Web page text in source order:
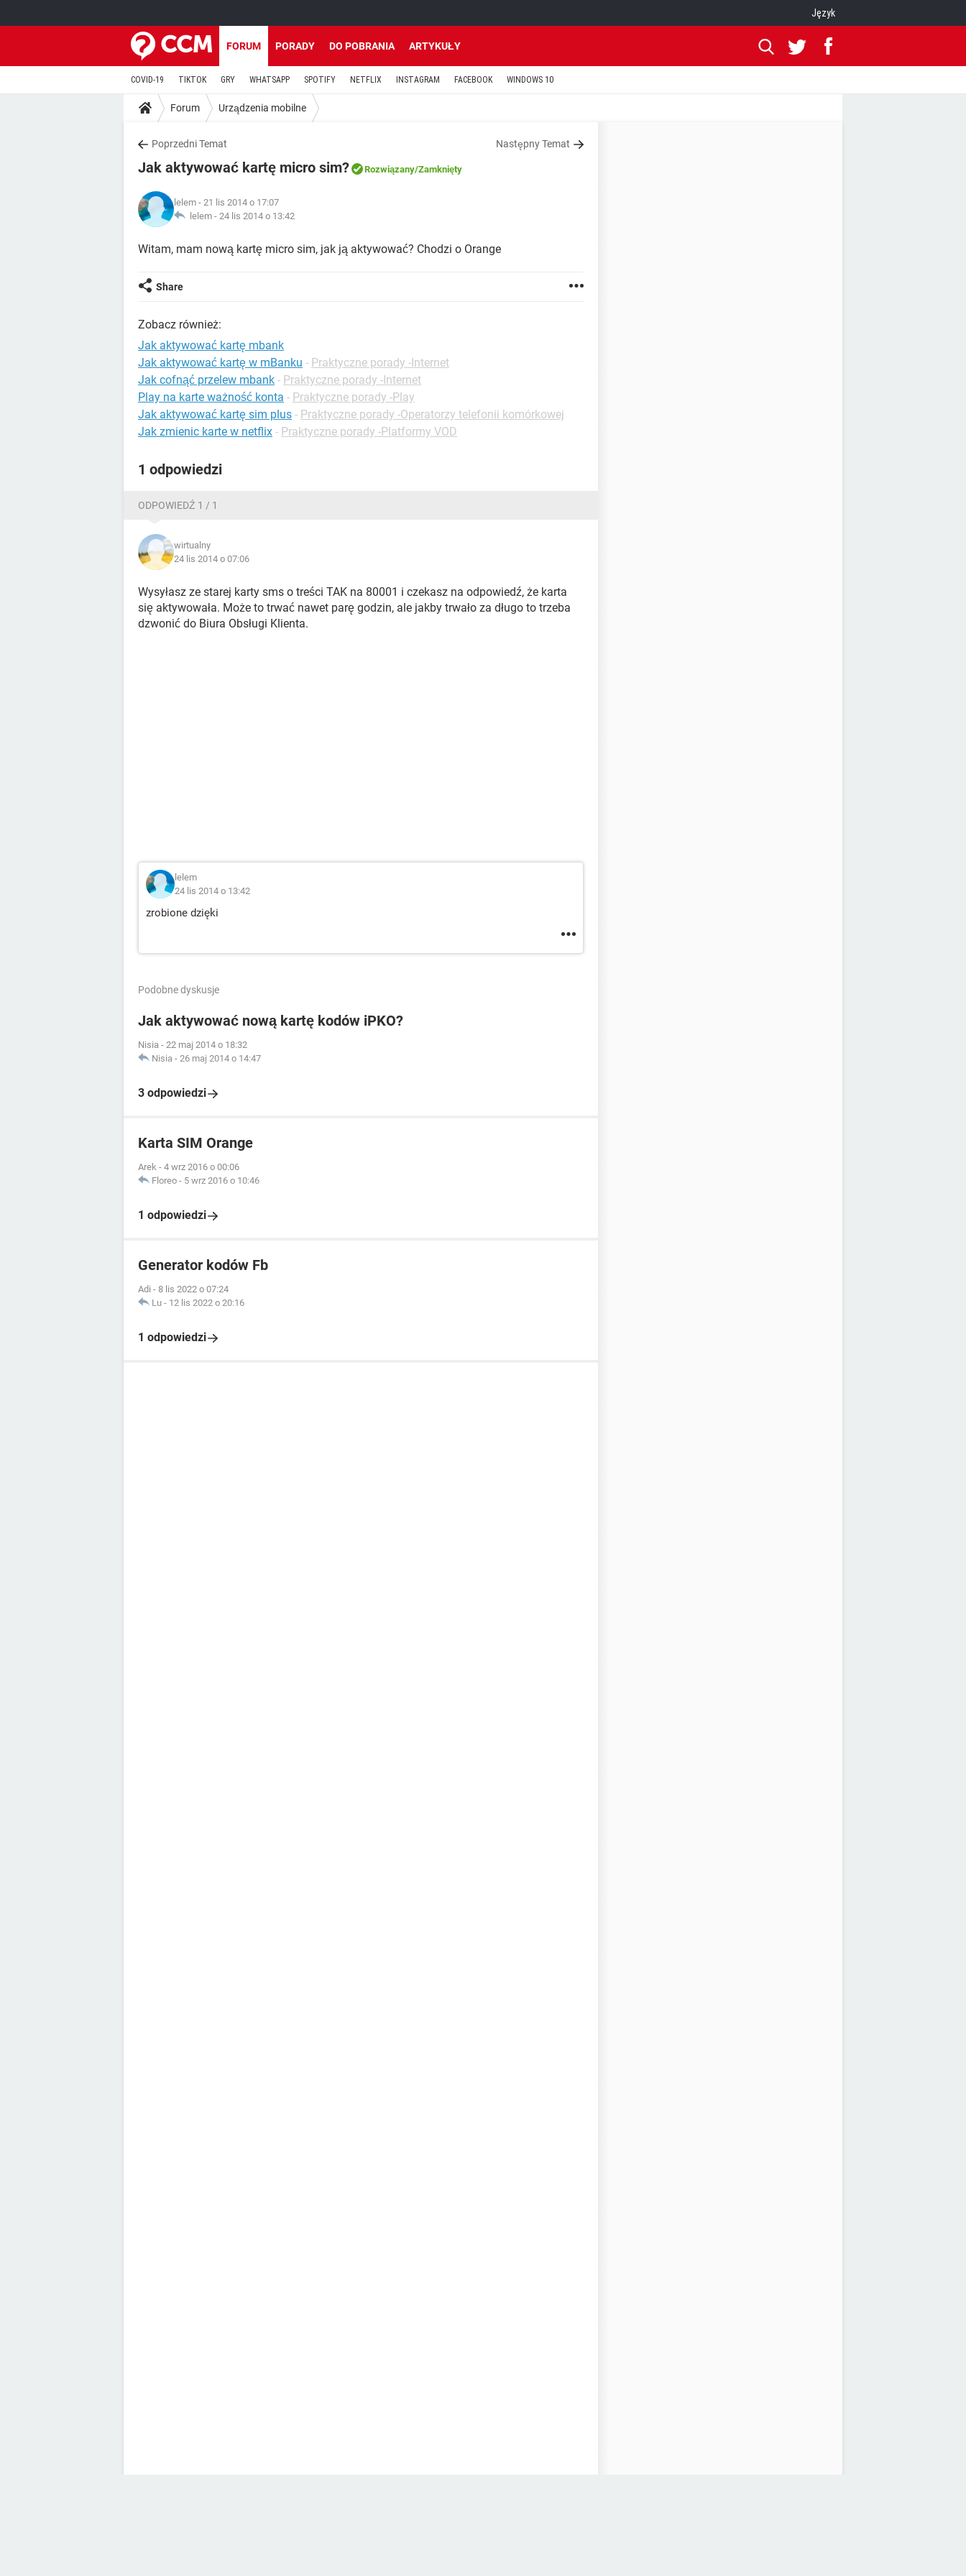
Język
FORUM PORADY DO POBRANIA ARTYKUŁY
COVID-19 TIKTOK GRY WHATSAPP SPOTIFY NETFLIX INSTAGRAM FACEBOOK WINDOWS 10
Forum Urządzenia mobilne
Poprzedni Temat Następny Temat
Jak aktywować kartę micro sim? Rozwiązany/Zamknięty
lelem - 21 lis 2014 o 17:07
lelem - 24 lis 2014 o 13:42
Witam, mam nową kartę micro sim, jak ją aktywować? Chodzi o Orange
Share
Zobacz również:
Jak aktywować kartę mbank
Jak aktywować kartę w mBanku - Praktyczne porady -Internet
Jak cofnąć przelew mbank - Praktyczne porady -Internet
Play na karte ważność konta - Praktyczne porady -Play
Jak aktywować kartę sim plus - Praktyczne porady -Operatorzy telefonii komórkowej
Jak zmienic karte w netflix - Praktyczne porady -Platformy VOD
1 odpowiedzi
ODPOWIEDŹ 1 / 1
wirtualny
24 lis 2014 o 07:06
Wysyłasz ze starej karty sms o treści TAK na 80001 i czekasz na odpowiedź, że karta
się aktywowała. Może to trwać nawet parę godzin, ale jakby trwało za długo to trzeba
dzwonić do Biura Obsługi Klienta.
lelem
24 lis 2014 o 13:42
zrobione dzięki
Podobne dyskusje
Jak aktywować nową kartę kodów iPKO?
Nisia - 22 maj 2014 o 18:32
Nisia - 26 maj 2014 o 14:47
3 odpowiedzi
Karta SIM Orange
Arek - 4 wrz 2016 o 00:06
Floreo - 5 wrz 2016 o 10:46
1 odpowiedzi
Generator kodów Fb
Adi - 8 lis 2022 o 07:24
Lu - 12 lis 2022 o 20:16
1 odpowiedzi